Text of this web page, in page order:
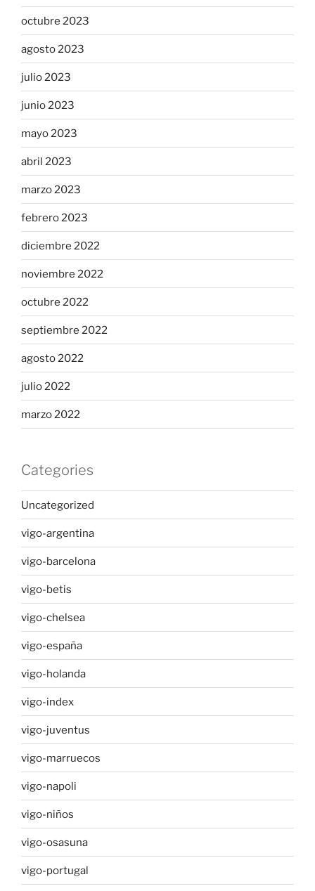
octubre 2023
agosto 2023
julio 2023
junio 2023
mayo 2023
abril 2023
marzo 2023
febrero 2023
diciembre 2022
noviembre 2022
octubre 2022
septiembre 2022
agosto 2022
julio 2022
marzo 2022
Categories
Uncategorized
vigo-argentina
vigo-barcelona
vigo-betis
vigo-chelsea
vigo-españa
vigo-holanda
vigo-index
vigo-juventus
vigo-marruecos
vigo-napoli
vigo-niños
vigo-osasuna
vigo-portugal